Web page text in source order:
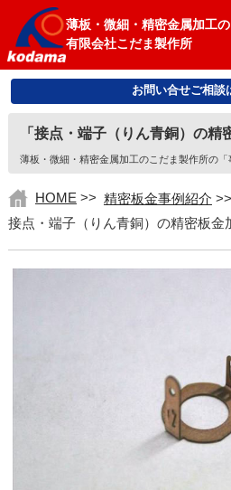
薄板・微細・精密金属加工の
有限会社こだま製作所
お問い合せご相談
「接点・端子（りん青銅）の精
薄板・微細・精密金属加工のこだま製作所の
HOME >> 精密板金事例紹介 >>
接点・端子（りん青銅）の精密板金